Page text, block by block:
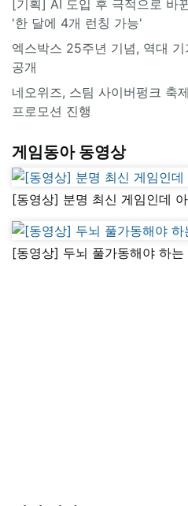
[기획] AI 도입 후 극적으로 바
'한 달에 4개 런칭 가능'
엑스박스 25주년 기념, 역대
공개
네오위즈, 스팀 사이버펑크 축
프로모션 진행
게임동아 동영상
[동영상] 분명 최신 게임인데
[동영상] 두뇌 풀가동해야 하는